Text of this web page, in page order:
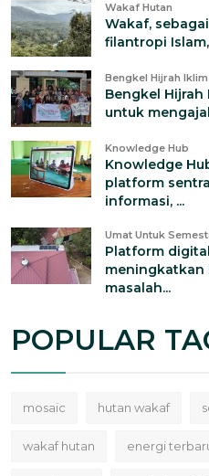
Wakaf Hutan
Wakaf,
filantropi
Bengkel Hijrah Iklim
Bengkel
untuk
Knowledge Hub
Knowledge
platform
informasi, ...
Umat Untuk
Platform
meningkatkan
masalah...
POPULAR
mosaic hutan wakaf
wakaf hutan energi